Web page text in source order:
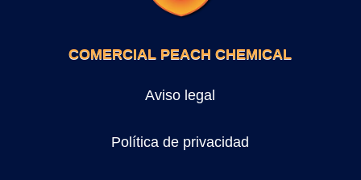
COMERCIAL PEACH CHEMICAL
Aviso legal
Política de privacidad